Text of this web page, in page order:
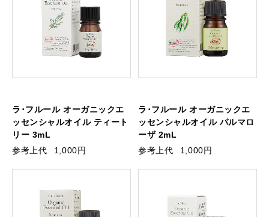
ラ･フルール オーガニックエ
ッセンシャルオイル ティート
リー 3mL
参考上代
1,000円
ラ･フルール オーガニックエ
ッセンシャルオイル パルマロ
ーザ 2mL
参考上代
1,000円